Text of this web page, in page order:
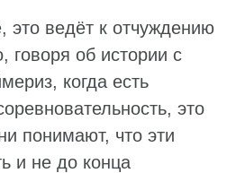
это ведёт к отчуждению
говоря об истории с
когда есть
это
понимают, что эти
и не до конца